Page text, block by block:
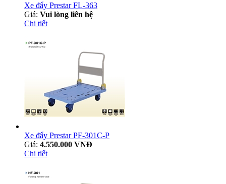
Xe đẩy Prestar FL-363
Giá: Vui lòng liên hệ
Chi tiết
Xe đẩy Prestar PF-301C-P
Giá: 4.550.000 VNĐ
Chi tiết